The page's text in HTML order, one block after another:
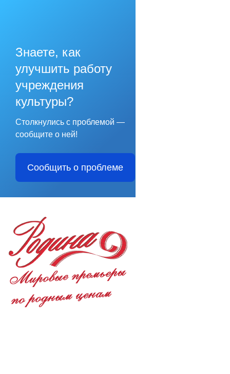
Знаете, как
улучшить работу
учреждения
культуры?
Столкнулись с проблемой —
сообщите о ней!
Сообщить о проблеме